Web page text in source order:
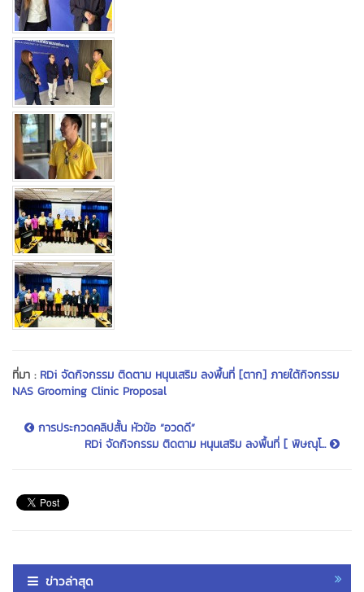
ที่มา : RDi จัดกิจกรรม ติดตาม หนุนเสริม ลงพื้นที่ [ตาก] ภายใต้กิจกรรม
NAS Grooming Clinic Proposal
การประกวดคลิปสั้น หัวข้อ “อวดดี”
RDi จัดกิจกรรม ติดตาม หนุนเสริม ลงพื้นที่ [ พิษณุโ...
ข่าวล่าสุด